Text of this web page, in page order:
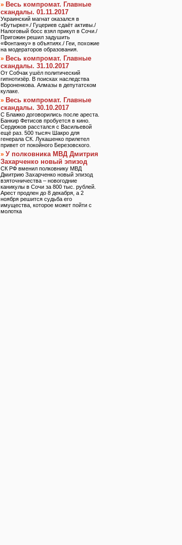
» Весь компромат. Главные
скандалы. 01.11.2017
Украинский магнат оказался в
«Бутырке»./ Гуцериев сдаёт активы./
Налоговый босс взял прикуп в Сочи./
Пригожин решил задушить
«Фонтанку» в объятиях./ Геи, похожие
на модераторов образования.
» Весь компромат. Главные
скандалы. 31.10.2017
От Собчак ушёл политический
гипнотизёр. В поисках наследства
Вороненкова. Алмазы в депутатском
кулаке.
» Весь компромат. Главные
скандалы. 30.10.2017
С Блажко договорились после ареста.
Банкир Фетисов пробуется в кино.
Сердюков расстался с Васильевой
ещё раз. 500 тысяч Шакро для
генерала СК. Лукашенко прилетел
привет от покойного Березовского.
» У полковника МВД Дмитрия
Захарченко новый эпизод
СК РФ вменил полковнику МВД
Дмитрию Захарченко новый эпизод
взяточничества – новогодние
каникулы в Сочи за 800 тыс. рублей.
Арест продлен до 8 декабря, а 2
ноября решится судьба его
имущества, которое может пойти с
молотка